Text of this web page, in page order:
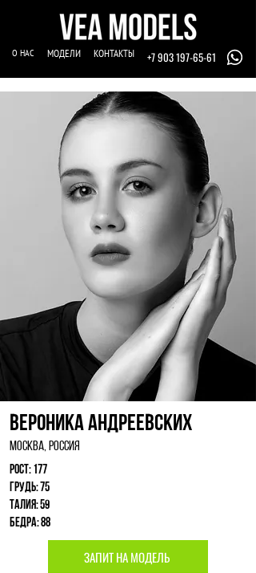
О НАС МОДЕЛИ КОНТАКТЫ +7 903 197-65-61
Вероника Андреевских
Москва, Россия
Рост: 177
Грудь: 75
Талия: 59
Бедра: 88
ЗАПИТ НА МОДЕЛЬ